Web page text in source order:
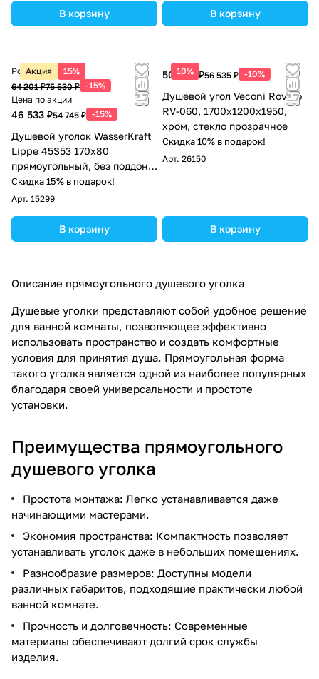
В корзину В корзину
Акция 15%
Розничная цена
64 201 ₽75 530 ₽ -15%
Цена по акции
46 533 ₽54 745 ₽ -15%
Душевой уголок WasserKraft
Lippe 45S53 170х80
прямоугольный, без поддона,
прозрачное стекло, хром
Скидка 15% в подарок!
Арт. 15299
В корзину
10%
50 882 ₽56 535 ₽ -10%
Душевой угол Veconi Rovigo
RV-060, 1700х1200х1950,
хром, стекло прозрачное
Скидка 10% в подарок!
Арт. 26150
В корзину
Описание прямоугольного душевого уголка
Душевые уголки представляют собой удобное решение
для ванной комнаты, позволяющее эффективно
использовать пространство и создать комфортные
условия для принятия душа. Прямоугольная форма
такого уголка является одной из наиболее популярных
благодаря своей универсальности и простоте
установки.
Преимущества прямоугольного
душевого уголка
Простота монтажа: Легко устанавливается даже
начинающими мастерами.
Экономия пространства: Компактность позволяет
устанавливать уголок даже в небольших помещениях.
Разнообразие размеров: Доступны модели
различных габаритов, подходящие практически любой
ванной комнате.
Прочность и долговечность: Современные
материалы обеспечивают долгий срок службы
изделия.